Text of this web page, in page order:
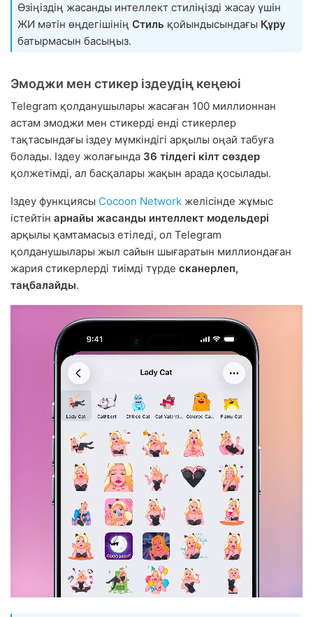
Өзіңіздің жасанды интеллект стиліңізді жасау үшін
ЖИ мәтін өңдегішінің Стиль қойындысындағы Құру
батырмасын басыңыз.
Эмоджи мен стикер іздеудің кеңеюі
Telegram қолданушылары жасаған 100 миллионнан
астам эмоджи мен стикерді енді стикерлер
тақтасындағы іздеу мүмкіндігі арқылы оңай табуға
болады. Іздеу жолағында 36 тілдегі кілт сөздер
қолжетімді, ал басқалары жақын арада қосылады.
Іздеу функциясы Cocoon Network желісінде жұмыс
істейтін арнайы жасанды интеллект модельдері
арқылы қамтамасыз етіледі, ол Telegram
қолданушылары жыл сайын шығаратын миллиондаған
жария стикерлерді тиімді түрде сканерлеп,
таңбалайды.